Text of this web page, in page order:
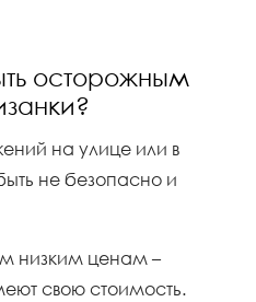
осторожным
на улице или в
не безопасно и
низким ценам –
свою стоимость.